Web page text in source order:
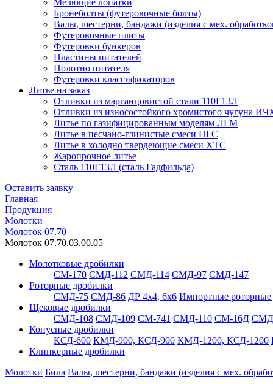
Мелющие лопатки
Бронеболты (футеровочные болты)
Валы, шестерни, бандажи (изделия с мех.
Футеровочные плиты
Футеровки бункеров
Пластины питателей
Полотно питателя
Футеровки классификаторов
Литье на заказ
Отливки из марганцовистой стали 110Г13Л
Отливки из износостойкого хромистого чугуна
Литье по газифицированным моделям ЛГМ
Литье в песчано-глинистые смеси ПГС
Литье в холодно твердеющие смеси ХТС
Жаропрочное литье
Сталь 110Г13Л (сталь Гадфильда)
Оставить заявку
Главная
Продукция
Молотки
Молоток 07.70
Молоток 07.70.03.00.05
Молотковые дробилки
СМ-170 СМД-112 СМД-114 СМД-97 СМД-147
Роторные дробилки
СМД-75 СМД-86 ДР 4х4, 6х6 Импортные роторные
Щековые дробилки
СМД-108 СМД-109 СМ-741 СМД-110 СМ-16Д
Конусные дробилки
КСД-600 КМД-900, КСД-900 КМД-1200, КСД-1200
Клинкерные дробилки
Молотки Била Валы, шестерни, бандажи (изделия с мех.